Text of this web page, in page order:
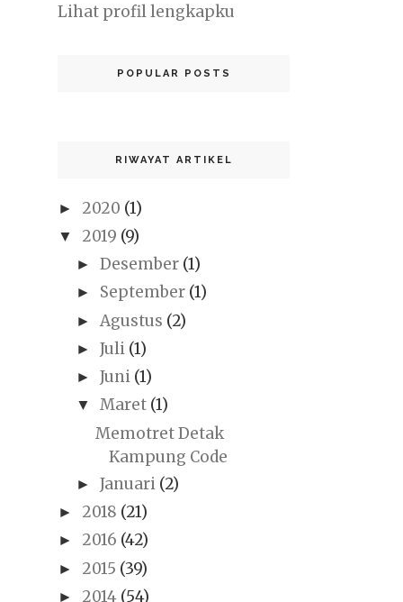
Lihat profil lengkapku
POPULAR POSTS
RIWAYAT ARTIKEL
► 2020 (1)
▼ 2019 (9)
►Desember (1)
► September (1)
► Agustus (2)
►Juli (1)
►Juni (1)
▼ Maret (1)
Memotret Detak
Kampung Code
►Januari (2)
► 2018 (21)
► 2016 (42)
► 2015 (39)
► 2014 (54)